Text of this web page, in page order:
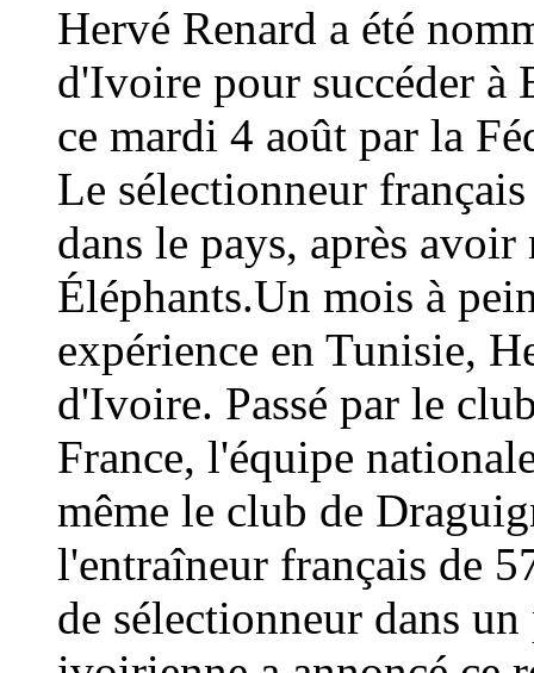
Hervé Renard a été
d'Ivoire pour succéder à
ce mardi 4 août par la
Le sélectionneur
dans le pays, après
Éléphants.Un mois à
expérience en Tunisie,
d'Ivoire. Passé par le
France, l'équipe
même le club de
l'entraîneur français de
de sélectionneur dans